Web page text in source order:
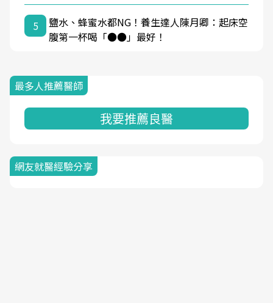
5
鹽水、蜂蜜水都NG！養生達人陳月卿：起床空
腹第一杯喝「●●」最好！
最多人推薦醫師
我要推薦良醫
網友就醫經驗分享